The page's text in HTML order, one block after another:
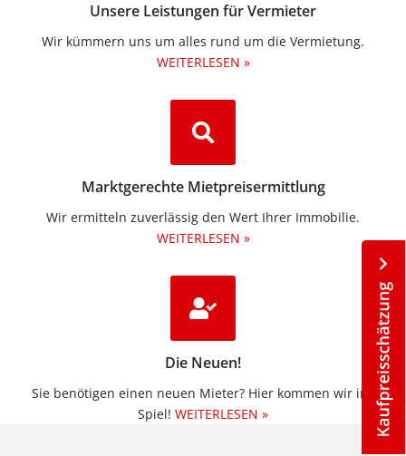
Unsere Leistungen für Vermieter
Wir kümmern uns um alles rund um die Vermietung.​
WEITERLESEN »
Marktgerechte Mietpreisermittlung
Wir ermitteln zuverlässig den Wert Ihrer Immobilie.
WEITERLESEN »
Die Neuen!
Sie benötigen einen neuen Mieter? Hier kommen wir ins
Spiel! WEITERLESEN »